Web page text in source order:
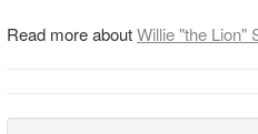
Read more aboutWillie "the Lion"